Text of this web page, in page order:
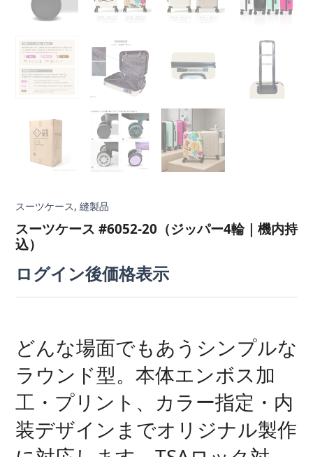
スーツケース, 縫製品
スーツケース #6052-20（ジッパー4輪｜機内持
込）
ログイン後価格表示
どんな場面でもあうシンプルな
ラウンド型。本体エンボス加
工・プリント、カラー指定・内
装デザインまでオリジナル製作